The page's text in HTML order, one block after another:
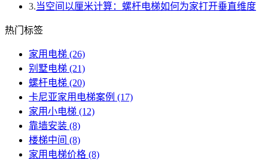
3.当空间以厘米计算：螺杆电梯如何为家打开垂直维度
热门标签
家用电梯 (26)
别墅电梯 (21)
螺杆电梯 (20)
卡尼亚家用电梯案例 (17)
家用小电梯 (12)
靠墙安装 (8)
楼梯中间 (8)
家用电梯价格 (8)